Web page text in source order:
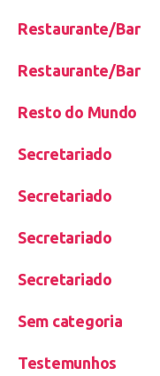
Restaurante/Bar
Restaurante/Bar
Resto do Mundo
Secretariado
Secretariado
Secretariado
Secretariado
Sem categoria
Testemunhos